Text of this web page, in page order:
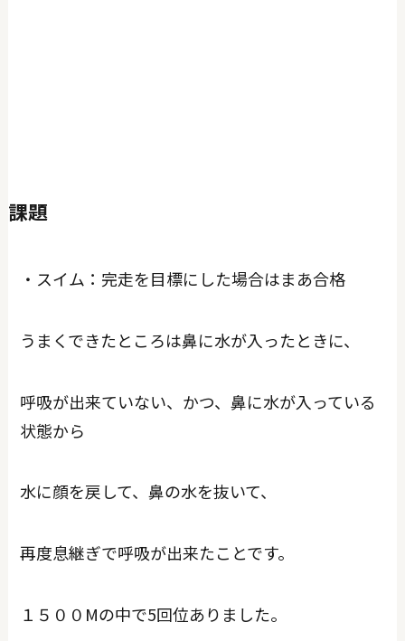
課題
・スイム：完走を目標にした場合はまあ合格
うまくできたところは鼻に水が入ったときに、
呼吸が出来ていない、かつ、鼻に水が入っている
状態から
水に顔を戻して、鼻の水を抜いて、
再度息継ぎで呼吸が出来たことです。
１５００Mの中で5回位ありました。